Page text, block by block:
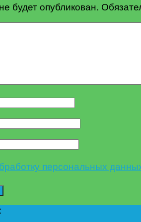
будет опубликован.
персональных